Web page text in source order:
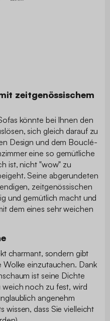
zeitgenössischem
könnte bei Ihnen den
sich gleich darauf zu
Design und dem Bouclé-
eine so gemütliche
ist, nicht "wow" zu
Seine abgerundeten
zeitgenössischen
und gemütlich macht und
dem eines sehr weichen
charmant, sondern gibt
Wolke einzutauchen. Dank
ist seine Dichte
noch zu fest, wird
angenehm
wissen, dass Sie vielleicht